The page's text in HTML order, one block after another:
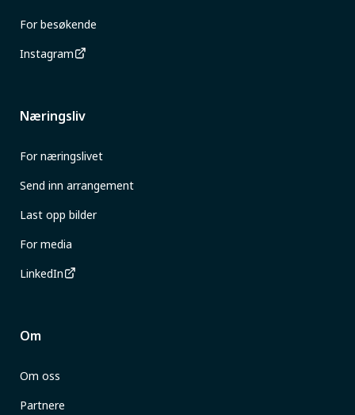
For besøkende
Instagram
Næringsliv
For næringslivet
Send inn arrangement
Last opp bilder
For media
LinkedIn
Om
Om oss
Partnere